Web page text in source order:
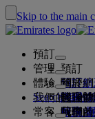
Skip to the main
預訂
預訂
預訂
關於
阿聯
Search flight
管理
管理
管理
起飛前
起飛前
行李
體驗
機上
航班
阿聯
我們的目的
我們
常客